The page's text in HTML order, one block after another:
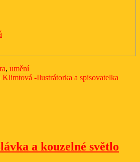
, umění
Klimtová -Ilustrátorka a spisovatelka
a kouzelné světlo